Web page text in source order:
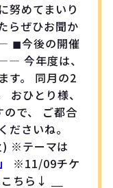
努めてまいり
らぜひお聞か
今後の開催
今年度は、
す。 同月の2
おひとり様、
で、 ご都合
ださいね。
) ※テーマは
※11/09チケ
ちら↓